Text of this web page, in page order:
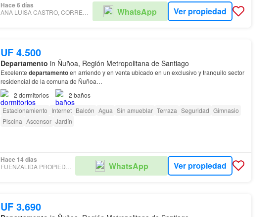
Hace 6 días
WhatsApp Ver propiedad
UF 4.500
Departamento in Ñuñoa, Región Metropolitana de Santiago
Excelente departamentoen arriendo y en venta ubicado en un exclusivo y tranquilo sector
residencial de la comuna de Ñuñoa…
2 dormitorios 2 baños
Estacionamiento Internet Balcón Agua Sin amueblar Terraza Seguridad Gimnasio
Piscina Ascensor Jardín
Hace 14 días
WhatsApp Ver propiedad
UF 3.690